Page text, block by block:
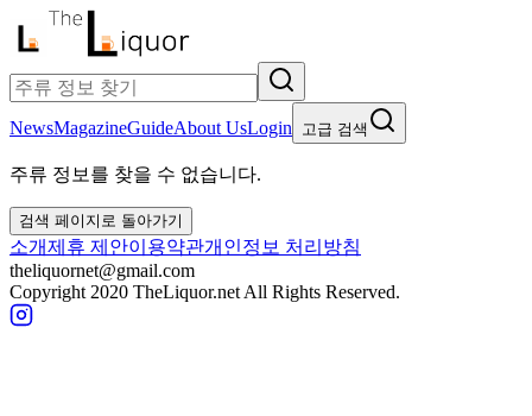
NewsMagazineGuideAbout UsLogin 고급 검색
주류 정보를 찾을 수 없습니다.
검색 페이지로 돌아가기
소개제휴 제안이용약관개인정보 처리방침
theliquornet@gmail.com
Copyright 2020 TheLiquor.net All Rights Reserved.